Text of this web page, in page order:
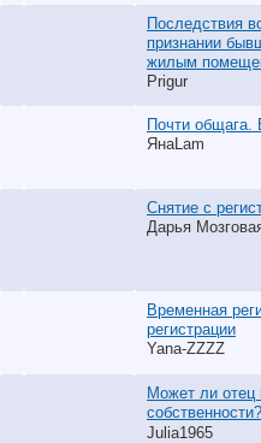
Последствия
признании
жилым
Prigur
Почти общага.
ЯнаLam
Снятие с
Дарья
Временная
регистрации
Yana-ZZZZ
Может ли отец
собственности?
Julia1965